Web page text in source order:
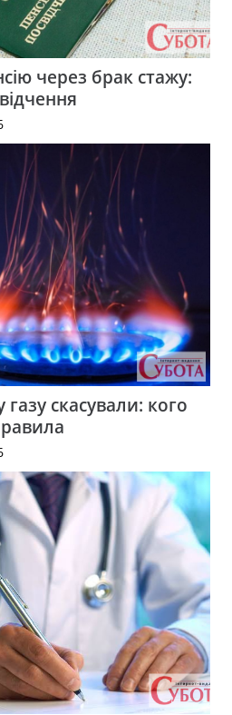
через брак стажу:
газу скасували: кого